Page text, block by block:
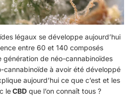
légaux se développe aujourd’hui
entre 60 et 140 composés
de néo-cannabinoïdes
cannabinoïde à avoir été développé
aujourd’hui ce que c’est et les
leCBD que l’on connaît tous ?